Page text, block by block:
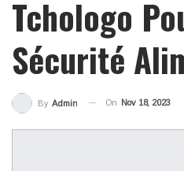
Tchologo
Sécurité
By Admin On Nov 18, 2023